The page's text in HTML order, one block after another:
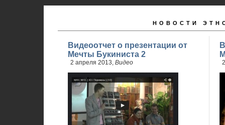
НОВОСТИ
Видеоотчет о презентации от
Мечты Букиниста 2
2 апреля 2013, Видео